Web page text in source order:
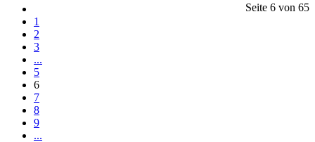
Seite 6 von 65
1
2
3
...
5
6
7
8
9
...